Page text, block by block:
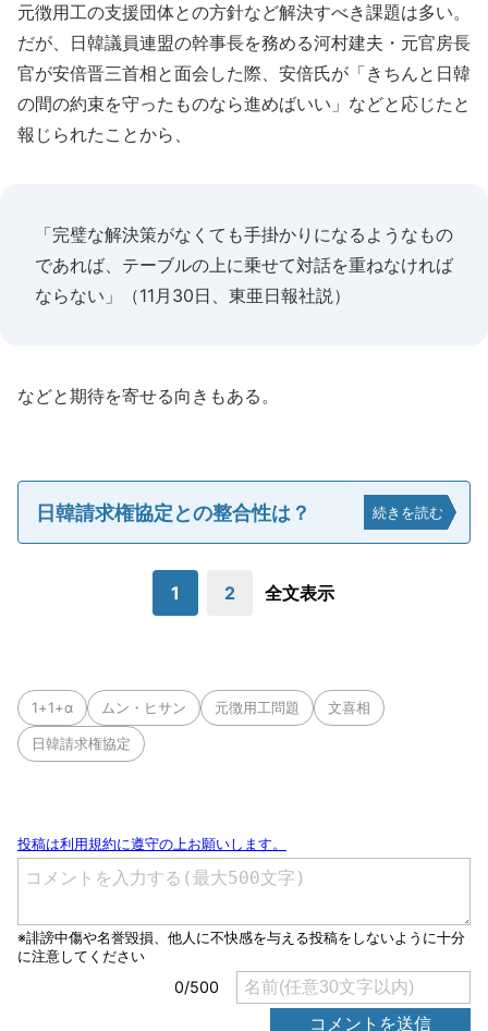
元徴用工の支援団体との方針など解決すべき課題は多い。
だが、日韓議員連盟の幹事長を務める河村建夫・元官房長
官が安倍晋三首相と面会した際、安倍氏が「きちんと日韓
の間の約束を守ったものなら進めばいい」などと応じたと
報じられたことから、
「完璧な解決策がなくても手掛かりになるようなもの
であれば、テーブルの上に乗せて対話を重ねなければ
ならない」（11月30日、東亜日報社説）
などと期待を寄せる向きもある。
日韓請求権協定との整合性は？ 続きを読む
1 2 全文表示
1+1+α ムン・ヒサン 元徴用工問題 文喜相
日韓請求権協定